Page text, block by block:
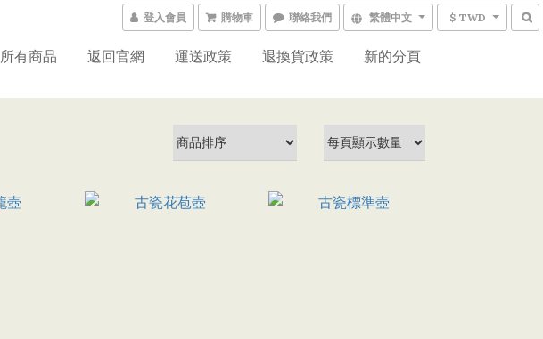
登入會員 購物車 聯絡我們 繁體中文 $ TWD
所有商品 返回官網 運送政策 退換貨政策 新的分頁